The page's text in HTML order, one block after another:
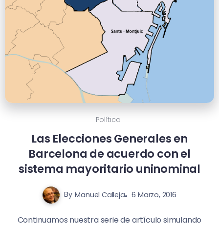
Política
Las Elecciones Generales en
Barcelona de acuerdo con el
sistema mayoritario uninominal
By Manuel Calleja 6 Marzo, 2016
Continuamos nuestra serie de artículo simulando